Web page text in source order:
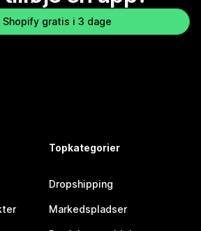
Shopify gratis i 3 dage
Topkategorier
Dropshipping
Markedspladser